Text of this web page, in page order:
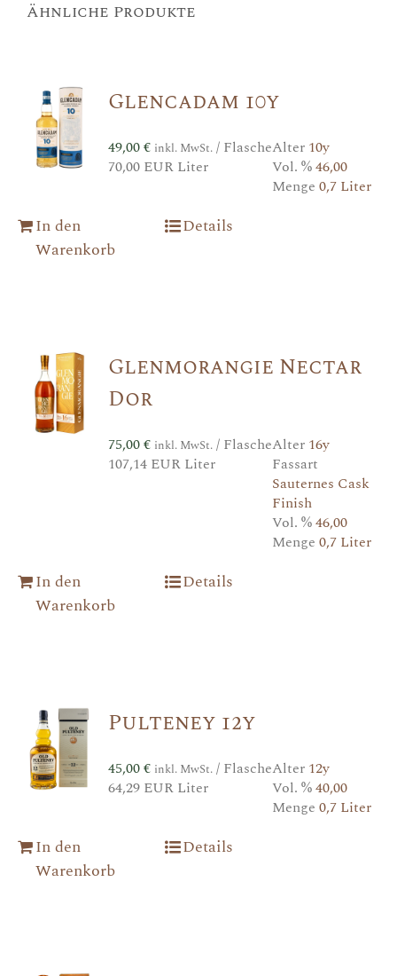
Ähnliche Produkte
Glencadam 10y
49,00€ inkl. MwSt./ Flasche
70,00 EUR Liter
Alter 10y
Vol. %46,00
Menge 0,7 Liter
In den
Warenkorb
Details
Glenmorangie Nectar
Dor
75,00€ inkl. MwSt./ Flasche
107,14 EUR Liter
Alter 16y
Fassart
Sauternes Cask
Finish
Vol. %46,00
Menge 0,7 Liter
In den
Warenkorb
Details
Pulteney 12y
45,00€ inkl. MwSt./ Flasche
64,29 EUR Liter
Alter 12y
Vol. %40,00
Menge 0,7 Liter
In den
Warenkorb
Details